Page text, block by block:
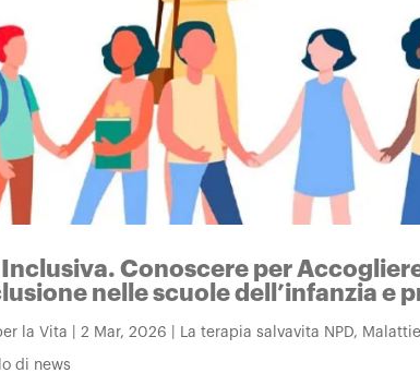
Conoscere per
nelle scuole dell’infanzia e
la Vita |2 Mar, 2026 La terapia salvavita NPD,
di news